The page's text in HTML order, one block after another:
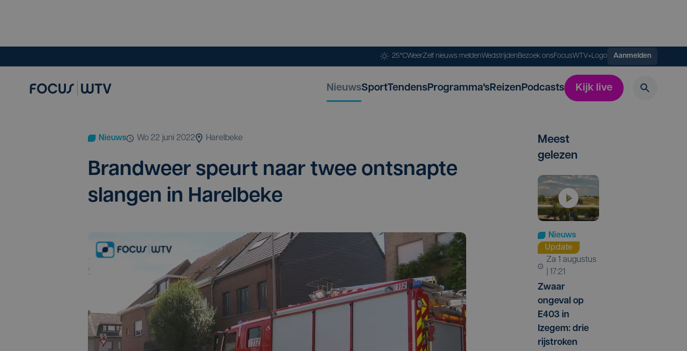
25°CWeerZelf nieuws meldenWedstrijdenBezoek onsFocusWTV+Logo Aanmelden
NieuwsSportTendensProgramma'sReizenPodcasts Kijk live
Nieuws wo 22 juni 2022 Harelbeke
Brand­weer speurt naar twee ont­snap­te
slan­gen in Harelbeke
Meest
gelezen
Nieuws
Update
za 1 augustus
| 17:21
Zwaar
ongeval op
E403 in
Izegem: drie
rijstroken